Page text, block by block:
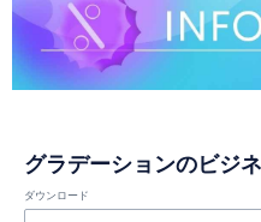
ダウンロード